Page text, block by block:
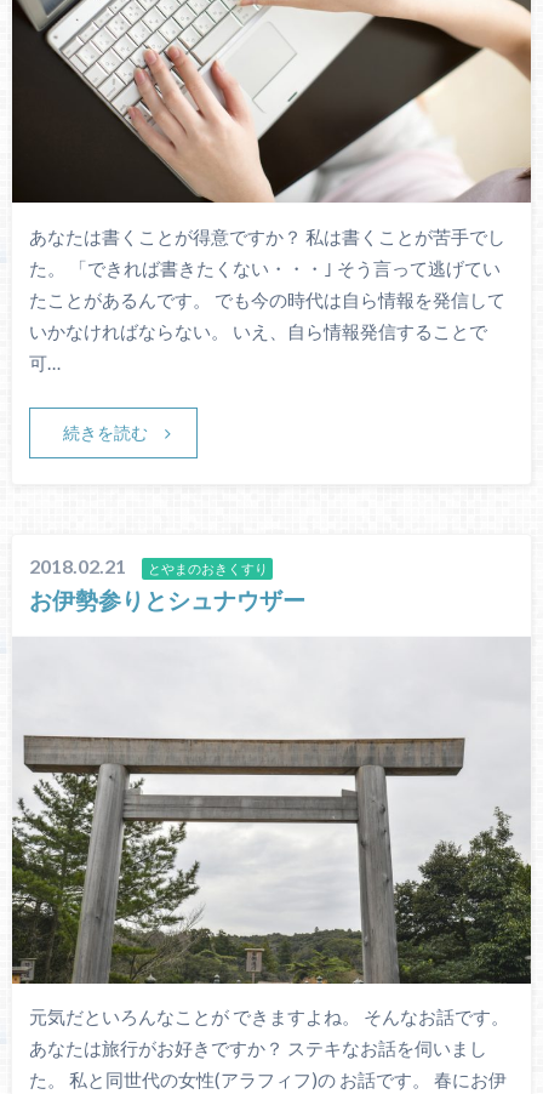
あなたは書くことが得意ですか？ 私は書くことが苦手でし
た。 「できれば書きたくない・・・｣ そう言って逃げてい
たことがあるんです。 でも今の時代は自ら情報を発信して
いかなければならない。 いえ、自ら情報発信することで
可…
続きを読む
2018.02.21 とやまのおきくすり
お伊勢参りとシュナウザー
元気だといろんなことが できますよね。 そんなお話です。
あなたは旅行がお好きですか？ ステキなお話を伺いまし
た。 私と同世代の女性(アラフィフ)の お話です。 春にお伊